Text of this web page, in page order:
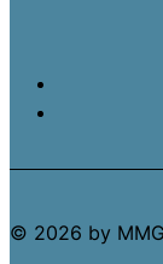
© 2026 by